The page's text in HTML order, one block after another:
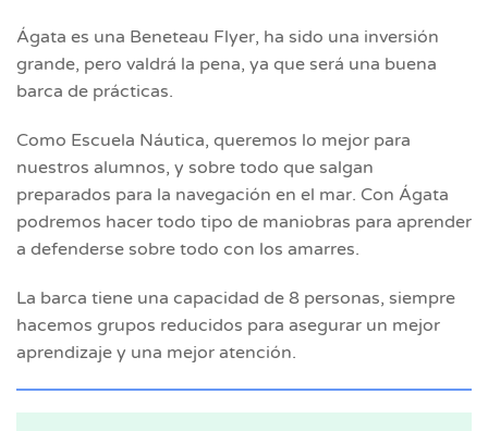
Ágata es una Beneteau Flyer, ha sido una inversión
grande, pero valdrá la pena, ya que será una buena
barca de prácticas.
Como Escuela Náutica, queremos lo mejor para
nuestros alumnos, y sobre todo que salgan
preparados para la navegación en el mar. Con Ágata
podremos hacer todo tipo de maniobras para aprender
a defenderse sobre todo con los amarres.
La barca tiene una capacidad de 8 personas, siempre
hacemos grupos reducidos para asegurar un mejor
aprendizaje y una mejor atención.